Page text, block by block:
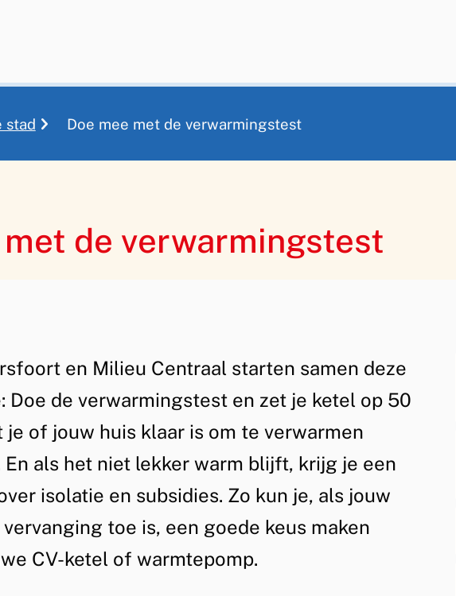
stad Doe mee met de verwarmingstest
met de verwarmingstest
en Milieu Centraal starten samen deze
Doe de verwarmingstest en zet je ketel op 50
je of jouw huis klaar is om te verwarmen
En als het niet lekker warm blijft, krijg je een
isolatie en subsidies. Zo kun je, als jouw
toe is, een goede keus maken
CV-ketel of warmtepomp.